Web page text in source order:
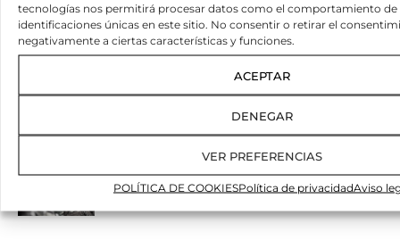
tecnologías nos permitirá procesar datos como el comportamiento de
identificaciones únicas en este sitio. No consentir o retirar el
negativamente a ciertas características y funciones.
ACEPTAR
DENEGAR
VER PREFERENCIAS
POLÍTICA DE COOKIESPolítica de privacidadAviso